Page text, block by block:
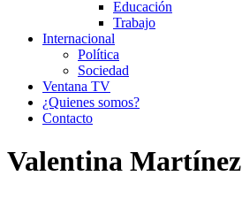
Educación
Trabajo
Internacional
Política
Sociedad
Ventana TV
¿Quienes somos?
Contacto
Valentina Martínez